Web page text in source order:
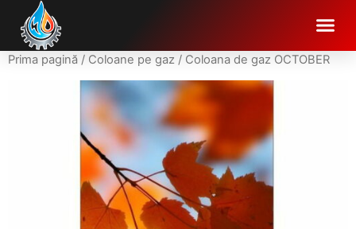
Prima pagină / Coloane pe gaz / Coloana de gaz OCTOBER